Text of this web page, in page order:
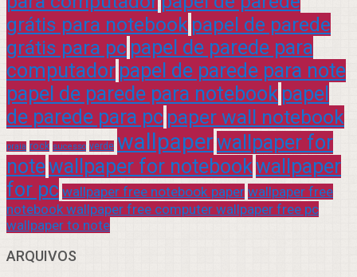
grátis para notebook papel de parede
grátis para pc papel de parede para
computador papel de parede para note
papel de parede para notebook papel
de parede para pc paper wall notebook
praia rock sucesso verde wallpaperwallpaper for
notewallpaper for notebookwallpaper
for pc wallpaper free notebook paper wallpaper free
notebook wallpaper free computer wallpaper free pc
wallpaper to note
ARQUIVOS